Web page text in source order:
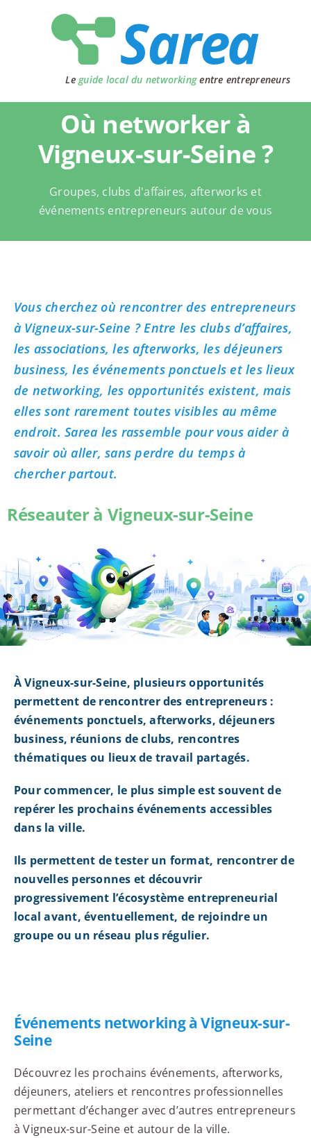
Le guide local du networkingentre entrepreneurs
Où networker à
Vigneux-sur-Seine ?
Groupes, clubs d'affaires, afterworks et
événements entrepreneurs autour de vous
Vous cherchez où rencontrer des entrepreneurs
à Vigneux-sur-Seine ? Entre les clubs d’affaires,
les associations, les afterworks, les déjeuners
business, les événements ponctuels et les lieux
de networking, les opportunités existent, mais
elles sont rarement toutes visibles au même
endroit. Sarea les rassemble pour vous aider à
savoir où aller, sans perdre du temps à
chercher partout.
Réseauter à Vigneux-sur-Seine
À Vigneux-sur-Seine, plusieurs opportunités
permettent de rencontrer des entrepreneurs :
événements ponctuels, afterworks, déjeuners
business, réunions de clubs, rencontres
thématiques ou lieux de travail partagés.
Pour commencer, le plus simple est souvent de
repérer les prochains événements accessibles
dans la ville.
Ils permettent de tester un format, rencontrer de
nouvelles personnes et découvrir
progressivement l’écosystème entrepreneurial
local avant, éventuellement, de rejoindre un
groupe ou un réseau plus régulier.
Événements networking à Vigneux-sur-
Seine
Découvrez les prochains événements, afterworks,
déjeuners, ateliers et rencontres professionnelles
permettant d’échanger avec d’autres entrepreneurs
à Vigneux-sur-Seine et autour de la ville.